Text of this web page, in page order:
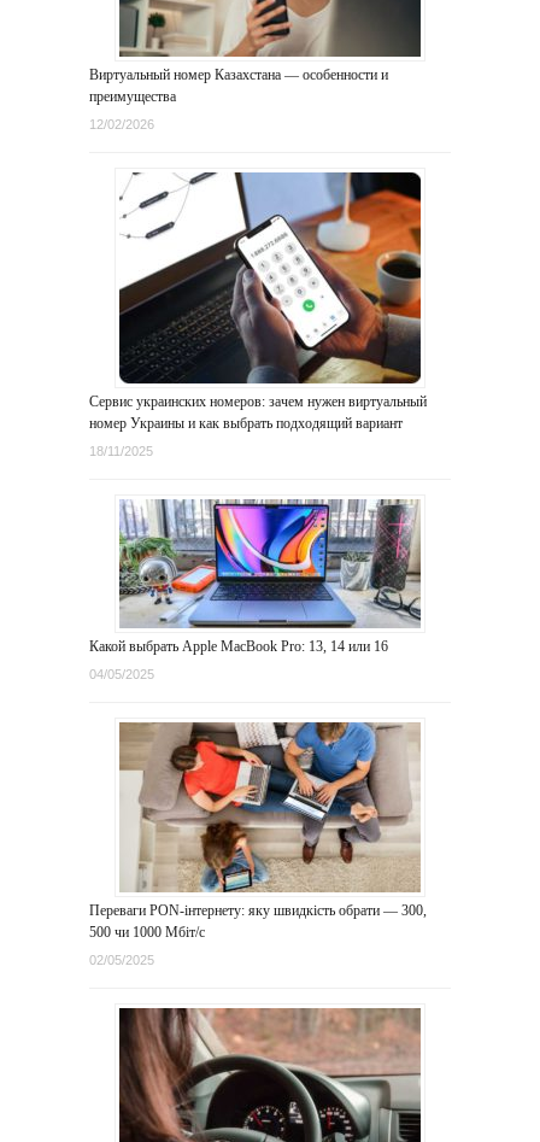
Виртуальный номер Казахстана — особенности и
преимущества
12/02/2026
Сервис украинских номеров: зачем нужен виртуальный
номер Украины и как выбрать подходящий вариант
18/11/2025
Какой выбрать Apple MacBook Pro: 13, 14 или 16
04/05/2025
Переваги PON-інтернету: яку швидкість обрати — 300,
500 чи 1000 Мбіт/с
02/05/2025